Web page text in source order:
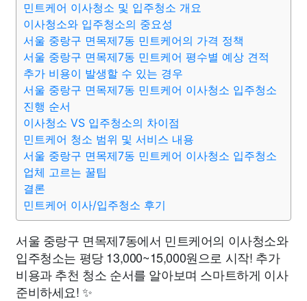
민트케어 이사청소 및 입주청소 개요
이사청소와 입주청소의 중요성
서울 중랑구 면목제7동 민트케어의 가격 정책
서울 중랑구 면목제7동 민트케어 평수별 예상 견적
추가 비용이 발생할 수 있는 경우
서울 중랑구 면목제7동 민트케어 이사청소 입주청소
진행 순서
이사청소 VS 입주청소의 차이점
민트케어 청소 범위 및 서비스 내용
서울 중랑구 면목제7동 민트케어 이사청소 입주청소
업체 고르는 꿀팁
결론
민트케어 이사/입주청소 후기
서울 중랑구 면목제7동에서 민트케어의 이사청소와
입주청소는 평당 13,000~15,000원으로 시작! 추가
비용과 추천 청소 순서를 알아보며 스마트하게 이사
준비하세요! ✨